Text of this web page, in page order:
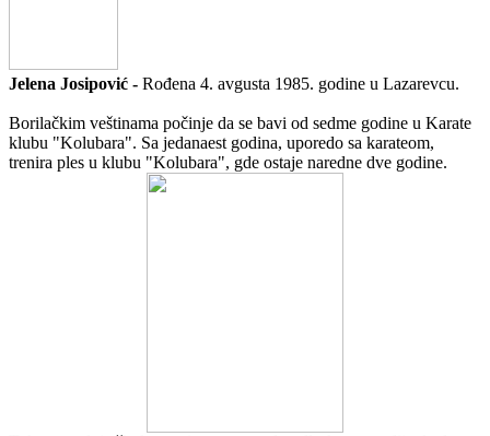
Jelena Josipović - Rođena 4. avgusta 1985. godine u Lazarevcu.
Borilačkim veštinama počinje da se bavi od sedme godine u Karate
klubu "Kolubara". Sa jedanaest godina, uporedo sa karateom,
trenira ples u klubu "Kolubara", gde ostaje naredne dve godine.